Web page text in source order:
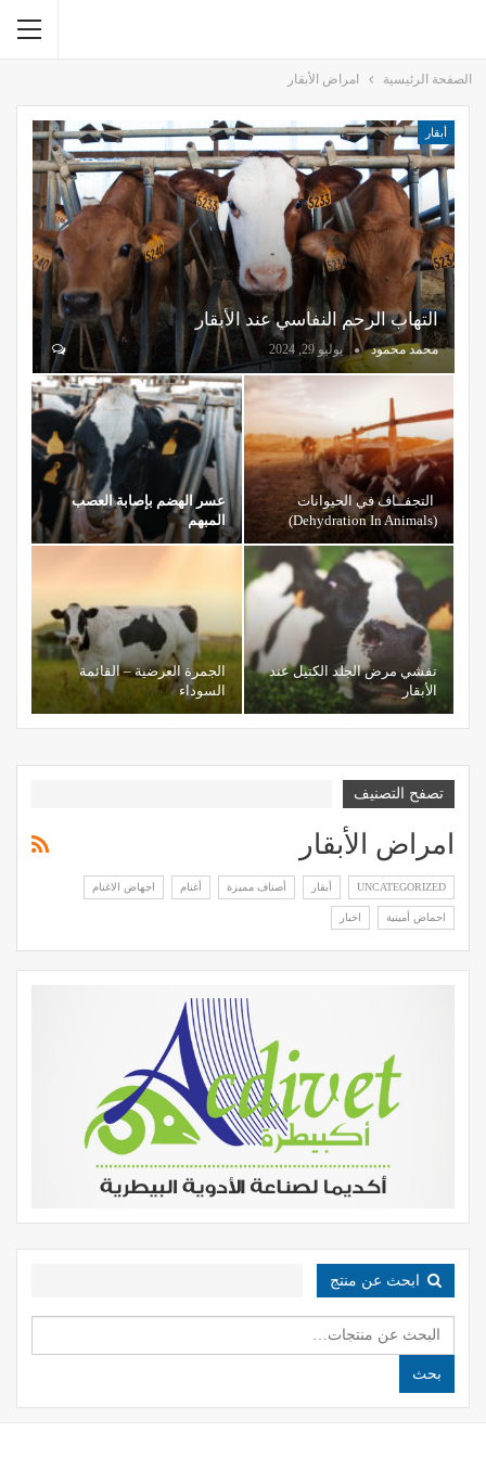
الصفحة الرئيسية امراض الأبقار
أبقار
التهاب الرحم النفاسي عند الأبقار
محمد محمود يوليو 29, 2024
التجفــاف في الحيوانات
(Dehydration In Animals)
عسر الهضم بإصابة العصب
المبهم
تفشي مرض الجلد الكتيل عند
الأبقار
الجمرة العرضية – القائمة
السوداء
تصفح التصنيف
امراض الأبقار
UNCATEGORIZED أبقار أصناف مميزة أغنام اجهاض الاغنام
احماض أمينية اخبار
ابحث عن منتج
البحث
عن:
بحث